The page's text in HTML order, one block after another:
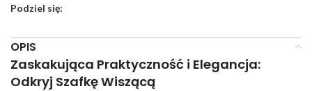
Podziel się:
OPIS
Zaskakująca Praktyczność i Elegancja:
Odkryj Szafkę Wiszącą